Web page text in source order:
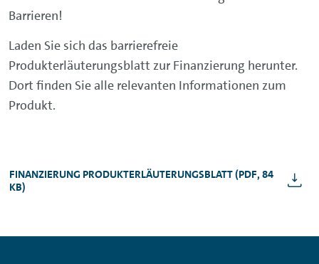
oder einem Händler, der nicht dem
möchten. Sie haben die Wahl zwischen einer
Zwei-Wege-Finanzierung mit
gleichbleibenden Raten und einer Drei-Wege-
Finanzierung mit erhöhter Schlussrate.
mindert.
Barrieren!
Laden Sie sich das barrierefreie
Produkterläuterungsblatt zur Finanzierung herunter.
Dort finden Sie alle relevanten Informationen zum
Produkt.
FINANZIERUNG PRODUKTERLÄUTERUNGSBLATT (PDF, 84
KB)